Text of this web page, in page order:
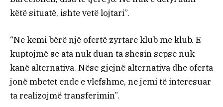
këtë situatë, ishte vetë lojtari”.
“Ne kemi bërë një ofertë zyrtare klub me klub. E
kuptojmë se ata nuk duan ta shesin sepse nuk
kanë alternativa. Nëse gjejnë alternativa dhe oferta
jonë mbetet ende e vlefshme, ne jemi të interesuar
ta realizojmë transferimin”.